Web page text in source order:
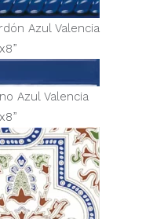
Azul Valencia
Azul Valencia